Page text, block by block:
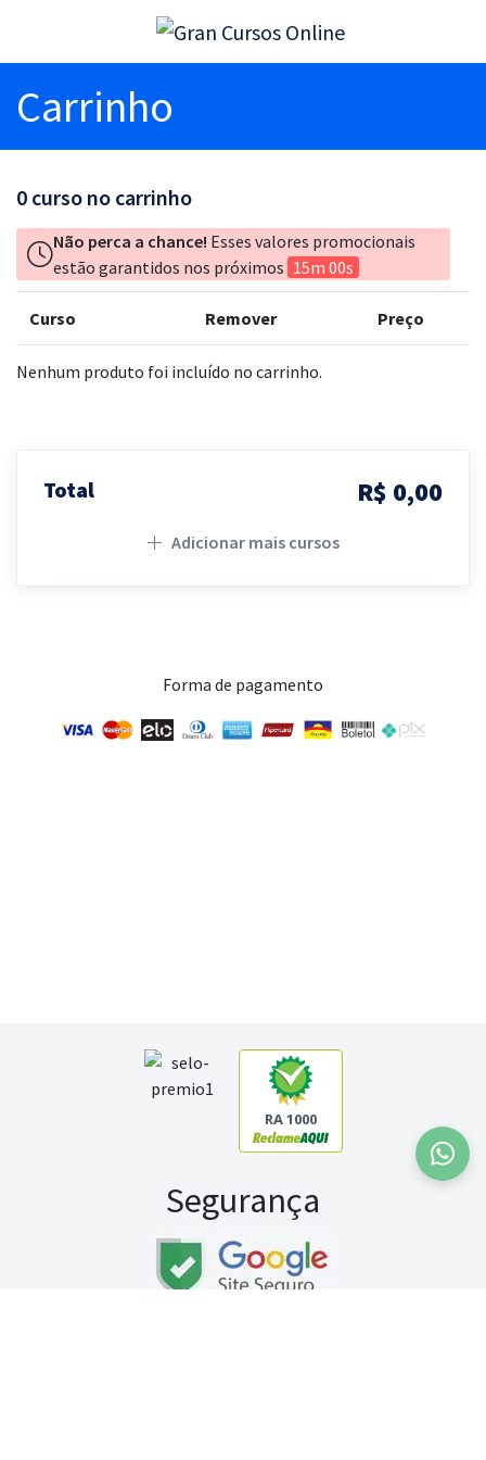
Carrinho
0 curso no carrinho
Não perca a chance! Esses valores promocionais
estão garantidos nos próximos 15m 00s
Curso Remover Preço
Nenhum produto foi incluído no carrinho.
Total R$ 0,00
Adicionar mais cursos
Forma de pagamento
RA 1000
Segurança